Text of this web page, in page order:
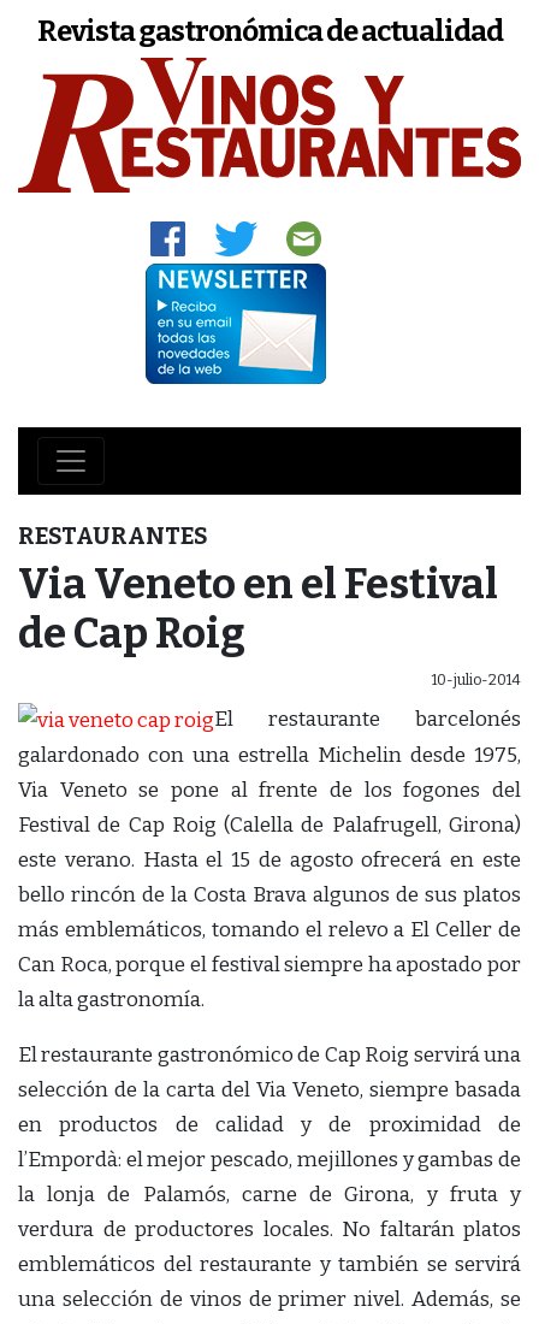
Revista gastronómica de actualidad
RESTAURANTES
Via Veneto en el Festival
de Cap Roig
10-julio-2014
El restaurante barcelonés
galardonado con una estrella Michelin desde 1975,
Via Veneto se pone al frente de los fogones del
Festival de Cap Roig (Calella de Palafrugell, Girona)
este verano. Hasta el 15 de agosto ofrecerá en este
bello rincón de la Costa Brava algunos de sus platos
más emblemáticos, tomando el relevo a El Celler de
Can Roca, porque el festival siempre ha apostado por
la alta gastronomía.
El restaurante gastronómico de Cap Roig servirá una
selección de la carta del Via Veneto, siempre basada
en productos de calidad y de proximidad de
l’Empordà: el mejor pescado, mejillones y gambas de
la lonja de Palamós, carne de Girona, y fruta y
verdura de productores locales. No faltarán platos
emblemáticos del restaurante y también se servirá
una selección de vinos de primer nivel. Además, se